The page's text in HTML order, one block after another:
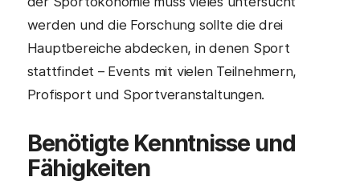
werden und die Forschung sollte die drei
Hauptbereiche abdecken, in denen Sport
stattfindet – Events mit vielen Teilnehmern,
Profisport und Sportveranstaltungen.
Benötigte Kenntnisse und
Fähigkeiten